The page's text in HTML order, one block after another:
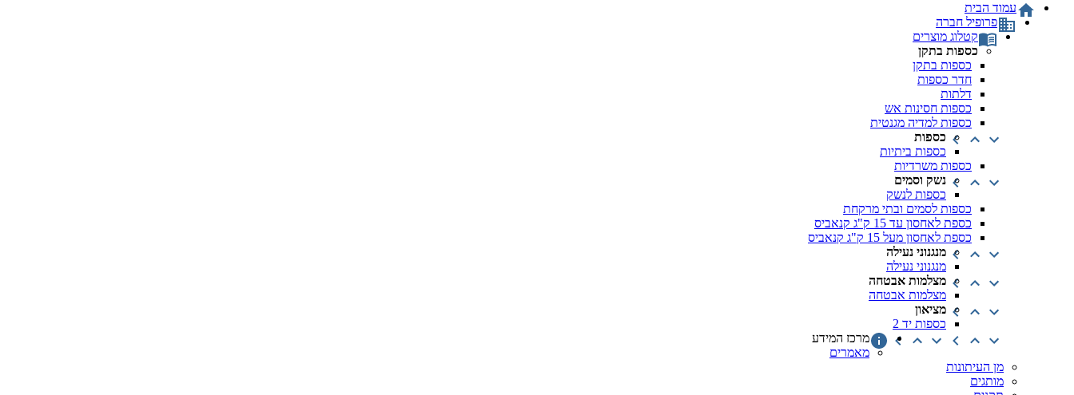
עמוד הבית
פרופיל חברה
קטלוג מוצרים
כספות בתקן
כספות בתקן
חדר כספות
דלתות
כספות חסינות אש
כספות למדיה מגנטית
כספות
כספות ביתיות
כספות משרדיות
נשק וסמים
כספות לנשק
כספות לסמים ובתי מרקחת
כספת לאחסון עד 15 ק"ג קנאביס
כספת לאחסון מעל 15 ק"ג קנאביס
מנגנוני נעילה
מנגנוני נעילה
מצלמות אבטחה
מצלמות אבטחה
מציאון
כספות יד 2
מרכז המידע
מאמרים
מן העיתונות
מותגים